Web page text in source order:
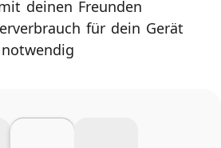
deinen Freunden
für dein Gerät